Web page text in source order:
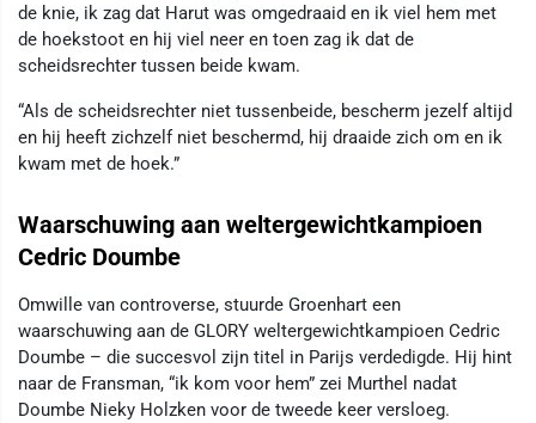
de knie, ik zag dat Harut was omgedraaid en ik viel hem met
de hoekstoot en hij viel neer en toen zag ik dat de
scheidsrechter tussen beide kwam.
“Als de scheidsrechter niet tussenbeide, bescherm jezelf altijd
en hij heeft zichzelf niet beschermd, hij draaide zich om en ik
kwam met de hoek.”
Waarschuwing aan weltergewichtkampioen
Cedric Doumbe
Omwille van controverse, stuurde Groenhart een
waarschuwing aan de GLORY weltergewichtkampioen Cedric
Doumbe – die succesvol zijn titel in Parijs verdedigde. Hij hint
naar de Fransman, “ik kom voor hem” zei Murthel nadat
Doumbe Nieky Holzken voor de tweede keer versloeg.